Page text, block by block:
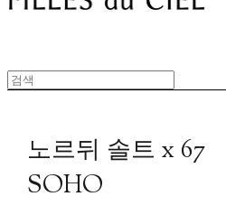
노르뒤 솔트 x 67
SOHO